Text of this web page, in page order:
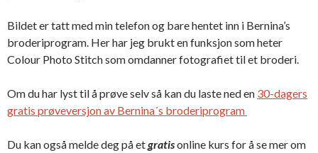
Bildet er tatt med min telefon og bare hentet inn i Bernina’s
broderiprogram. Her har jeg brukt en funksjon som heter
Colour Photo Stitch som omdanner fotografiet til et broderi.
Om du har lyst til å prøve selv så kan du laste ned en 30-dagers
gratis prøveversjon av Bernina´s broderiprogram
Du kan også melde deg på etgratisonline kurs for å se mer om